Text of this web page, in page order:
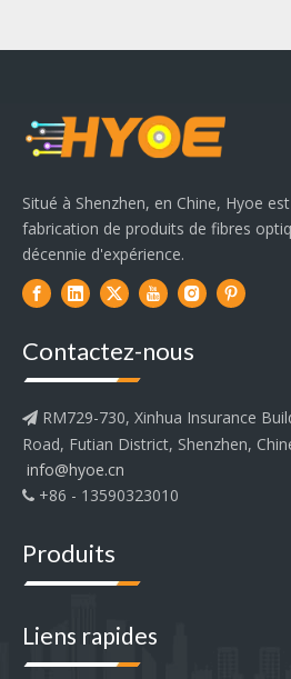
Situé à Shenzhen, en Chine, Hyoe
fabrication de produits de fibres
décennie d'expérience.
Contactez-nous
 RM729-730, Xinhua Insurance
Road, Futian District, Shenzhen,
info@hyoe.cn
 +86 - 13590323010
Produits
Liens rapides